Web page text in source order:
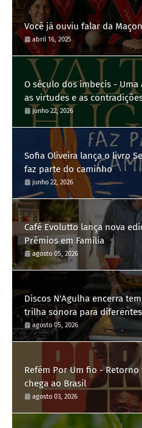
Você já ouviu falar da
abril 16, 2025
O século dos imbecis -
as virtudes e as
junho 22, 2026
Sofia Oliveira lança o livro
faz parte do caminho
junho 22, 2026
Café Evolutto lança nova
Prêmios em Família
agosto 05, 2026
Discos N'Agulha encerra
trilha sonora para
agosto 05, 2026
Refém Por Um fio - Retorno
chega ao Brasil
agosto 03, 2026